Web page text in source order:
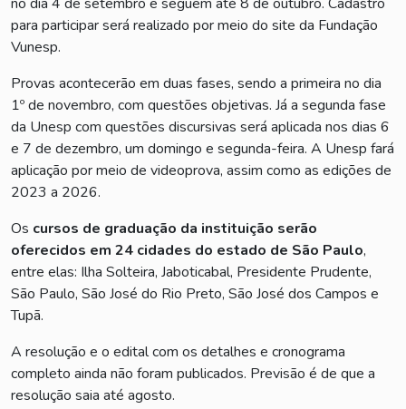
para participar será realizado por meio do site da Fundação
Vunesp.
Provas acontecerão em duas fases, sendo a primeira no dia
1º de novembro, com questões objetivas. Já a segunda fase
da Unesp com questões discursivas será aplicada nos dias 6
e 7 de dezembro, um domingo e segunda-feira. A Unesp fará
aplicação por meio de videoprova, assim como as edições de
2023 a 2026.
Os cursos de graduação da instituição serão
oferecidos em 24 cidades do estado de São Paulo,
entre elas: Ilha Solteira, Jaboticabal, Presidente Prudente,
São Paulo, São José do Rio Preto, São José dos Campos e
Tupã.
A resolução e o edital com os detalhes e cronograma
completo ainda não foram publicados. Previsão é de que a
resolução saia até agosto.